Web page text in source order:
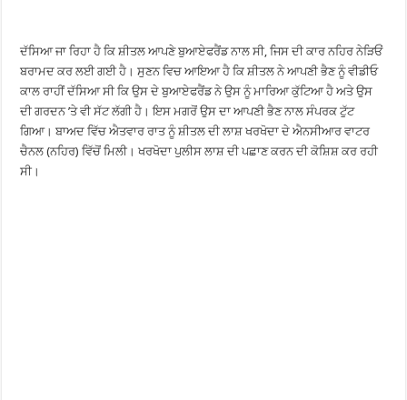
ਦੱਸਿਆ ਜਾ ਰਿਹਾ ਹੈ ਕਿ ਸ਼ੀਤਲ ਆਪਣੇ ਬੁਆਏਫਰੈਂਡ ਨਾਲ ਸੀ, ਜਿਸ ਦੀ ਕਾਰ ਨਹਿਰ ਨੇੜਿਓਂ
ਬਰਾਮਦ ਕਰ ਲਈ ਗਈ ਹੈ। ਸੁਣਨ ਵਿਚ ਆਇਆ ਹੈ ਕਿ ਸ਼ੀਤਲ ਨੇ ਆਪਣੀ ਭੈਣ ਨੂੰ ਵੀਡੀਓ
ਕਾਲ ਰਾਹੀਂ ਦੱਸਿਆ ਸੀ ਕਿ ਉਸ ਦੇ ਬੁਆਏਫਰੈਂਡ ਨੇ ਉਸ ਨੂੰ ਮਾਰਿਆ ਕੁੱਟਿਆ ਹੈ ਅਤੇ ਉਸ
ਦੀ ਗਰਦਨ ’ਤੇ ਵੀ ਸੱਟ ਲੱਗੀ ਹੈ। ਇਸ ਮਗਰੋਂ ਉਸ ਦਾ ਆਪਣੀ ਭੈਣ ਨਾਲ ਸੰਪਰਕ ਟੁੱਟ
ਗਿਆ। ਬਾਅਦ ਵਿੱਚ ਐਤਵਾਰ ਰਾਤ ਨੂੰ ਸ਼ੀਤਲ ਦੀ ਲਾਸ਼ ਖਰਖੋਦਾ ਦੇ ਐਨਸੀਆਰ ਵਾਟਰ
ਚੈਨਲ (ਨਹਿਰ) ਵਿੱਚੋਂ ਮਿਲੀ। ਖਰਖੋਦਾ ਪੁਲੀਸ ਲਾਸ਼ ਦੀ ਪਛਾਣ ਕਰਨ ਦੀ ਕੋਸ਼ਿਸ਼ ਕਰ ਰਹੀ
ਸੀ।